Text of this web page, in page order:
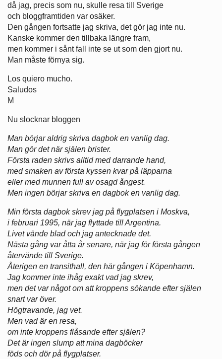
då jag, precis som nu, skulle resa till Sverige
och bloggframtiden var osäker.
Den gången fortsatte jag skriva, det gör jag inte nu.
Kanske kommer den tillbaka längre fram,
men kommer i sånt fall inte se ut som den gjort nu.
Man måste förnya sig.
Los quiero mucho.
Saludos
M
Nu slocknar bloggen
Man börjar aldrig skriva dagbok en vanlig dag.
Man gör det när själen brister.
Första raden skrivs alltid med darrande hand,
med smaken av första kyssen kvar på läpparna
eller med munnen full av osagd ångest.
Men ingen börjar skriva en dagbok en vanlig dag.
Min första dagbok skrev jag på flygplatsen i Moskva,
i februari 1995, när jag flyttade till Argentina.
Livet vände blad och jag antecknade det.
Nästa gång var åtta år senare, när jag för första gången
återvände till Sverige.
Återigen en transithall, den här gången i Köpenhamn.
Jag kommer inte ihåg exakt vad jag skrev,
men det var något om att kroppens sökande efter själen
snart var över.
Högtravande, jag vet.
Men vad är en resa,
om inte kroppens flåsande efter själen?
Det är ingen slump att mina dagböcker
föds och dör på flygplatser.